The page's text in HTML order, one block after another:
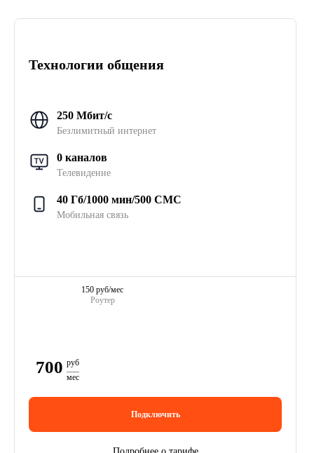
Технологии общения
250 Мбит/с
Безлимитный интернет
0 каналов
Телевидение
40 Гб/1000 мин/500 СМС
Мобильная связь
Роутер
150 руб/мес
700 руб
мес
Подключить